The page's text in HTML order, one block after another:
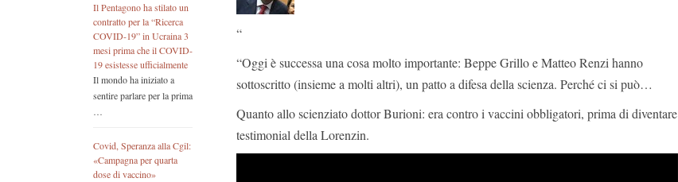
Il Pentagono ha stilato un
contratto per la “Ricerca
COVID-19” in Ucraina 3
mesi prima che il COVID-
19 esistesse ufficialmente
Il mondo ha iniziato a
sentire parlare per la prima
…
Covid, Speranza alla Cgil:
«Campagna per quarta
dose di vaccino»
“
“Oggi è successa una cosa molto importante: Beppe Grillo e Matteo Renzi hanno
sottoscritto (insieme a molti altri), un patto a difesa della scienza. Perché ci si può…
Quanto allo scienziato dottor Burioni: era contro i vaccini obbligatori, prima di diventare
testimonial della Lorenzin.